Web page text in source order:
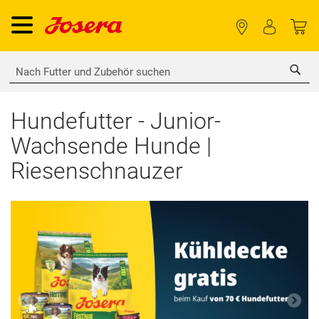
Hundefutter - Junior-
Wachsende Hunde |
Riesenschnauzer